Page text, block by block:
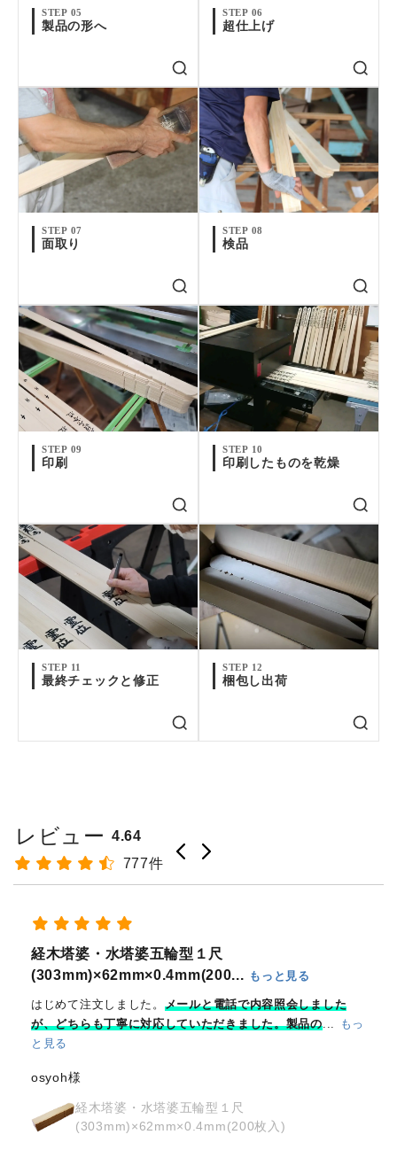
STEP 05
製品の形へ
STEP 06
超仕上げ
STEP 07
面取り
STEP 08
検品
STEP 09
印刷
STEP 10
印刷したものを乾燥
STEP 11
最終チェックと修正
STEP 12
梱包し出荷
レビュー 4.64
777件
御朱印は急な対応にならざるを得ない場合が多く助かります
けん様
奉拝印